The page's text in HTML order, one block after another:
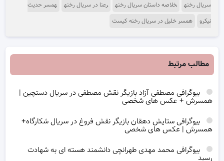
سریال رخنه
خلاصه داستان سریال رخنه رعنا در سریال رخنه
همسر حدیث
نیکرو
همسر خلیل در سریال رخنه کیست
مطالب مرتبط
بیوگرافی مصطفی آزاد بازیگر نقش مصطفی در سریال دستچین |
همسرش + عکس های شخصی
بیوگرافی ستایش دهقان بازیگر نقش فروغ در سریال شکارگاه+
همسرش | عکس های شخصی
بیوگرافی محمد مهدی طهرانچی دانشمند هسته ای به شهادت
رسید